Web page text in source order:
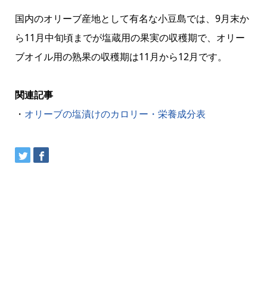
国内のオリーブ産地として有名な小豆島では、9月末か
ら11月中旬頃までが塩蔵用の果実の収穫期で、オリー
ブオイル用の熟果の収穫期は11月から12月です。
関連記事
・ オリーブの塩漬けのカロリー・栄養成分表